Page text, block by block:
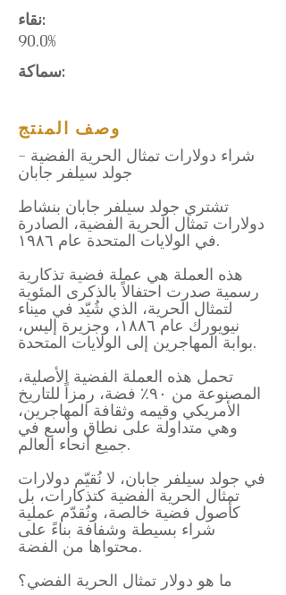
نقاء:
90.0%
سماكة:
وصف المنتج
شراء دولارات تمثال الحرية الفضية -
جولد سيلفر جابان
تشتري جولد سيلفر جابان بنشاط
دولارات تمثال الحرية الفضية، الصادرة
في الولايات المتحدة عام ١٩٨٦.
هذه العملة هي عملة فضية تذكارية
رسمية صدرت احتفالاً بالذكرى المئوية
لتمثال الحرية، الذي شُيّد في ميناء
نيويورك عام ١٨٨٦، وجزيرة إليس،
بوابة المهاجرين إلى الولايات المتحدة.
تحمل هذه العملة الفضية الأصلية،
المصنوعة من ٩٠٪ فضة، رمزاً للتاريخ
الأمريكي وقيمه وثقافة المهاجرين،
وهي متداولة على نطاق واسع في
جميع أنحاء العالم.
في جولد سيلفر جابان، لا نُقيّم دولارات
تمثال الحرية الفضية كتذكارات، بل
كأصول فضية خالصة، ونُقدّم عملية
شراء بسيطة وشفافة بناءً على
محتواها من الفضة.
ما هو دولار تمثال الحرية الفضي؟